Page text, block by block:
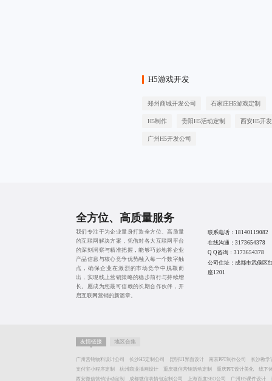
H5游戏开发
郑州商城开发公司 石家庄H5游戏定制
H5制作 贵阳H5活动定制 西安H5开发
广州H5开发公司
全方位、高质量服务
我们专注于为企业量身打造全方位、高质量
的互联网解决方案，凭借对各大互联网平台
的深刻洞察与精准把握，能够巧妙地将企业
产品信息与核心竞争优势融入每一个数字触
点，确保企业在激烈的市场竞争中脱颖而
出，实现线上营销策略的稳步前行与持续增
长。愿成为您最可信赖的长期合作伙伴，开
启互联网营销的新篇章。
联系电话： 18140119082
在线沟通： 3173654378
Q Q咨询： 3173654378
公司住址：成都市武侯区
座1201
友情链接 地区合集
广州营销物料设计公司 长沙H5定制公司 昆明UI界面设计 南京PPT制作公司
长沙教学
支付宝小程序定制
杭州商业插画设计 重庆微信营销活动定制 重庆PPT设计美化
线下
西安微信营销活动定制
成都微信表情包定制公司 上海百度SEO公司 广州H5课件设计